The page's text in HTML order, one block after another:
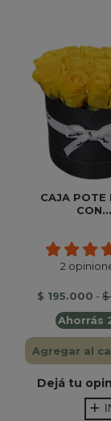
CAJA POTE
CON...
2
$ 195.000 - $
Ahorrás
Agregar al
Dejá tu